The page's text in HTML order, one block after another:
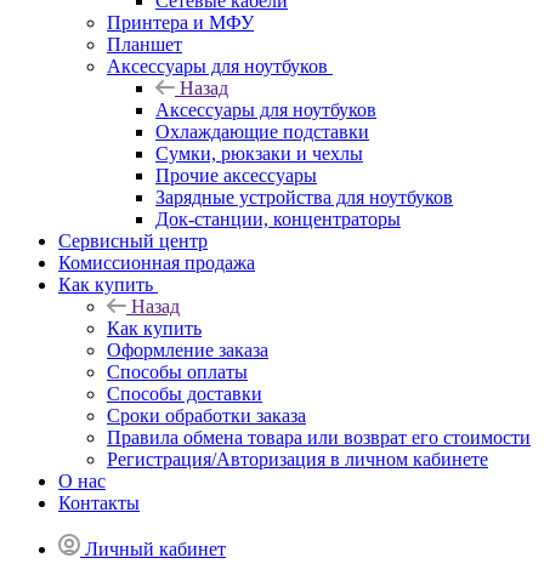
Принтера и МФУ
Планшет
Аксессуары для ноутбуков
Назад
Аксессуары для ноутбуков
Охлаждающие подставки
Сумки, рюкзаки и чехлы
Прочие аксессуары
Зарядные устройства для ноутбуков
Док-станции, концентраторы
Сервисный центр
Комиссионная продажа
Как купить
Назад
Как купить
Оформление заказа
Способы оплаты
Способы доставки
Сроки обработки заказа
Правила обмена товара или возврат его стоимости
Регистрация/Авторизация в личном кабинете
О нас
Контакты
Личный кабинет